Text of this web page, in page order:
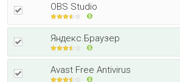
OBS Studio
Яндекс.Браузер
Avast Free Antivirus